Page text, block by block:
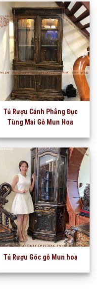
Tủ Rượu Cánh Phẳng Đục
Tùng Mai Gỗ Mun Hoa
Tủ Rượu Góc gỗ Mun hoa